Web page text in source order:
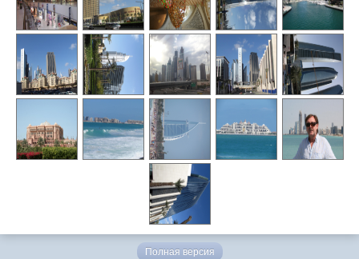
Полная версия